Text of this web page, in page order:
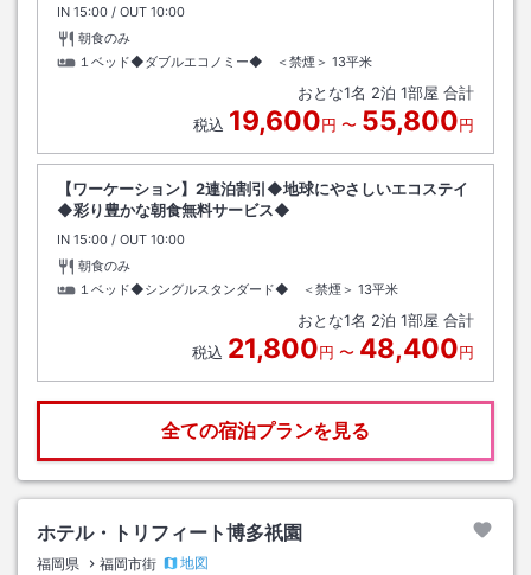
IN チェックイン
15:00 / OUT チェックアウト
10:00
朝食のみ
１ベッド◆ダブルエコノミー◆ ＜禁煙＞ 13平米
おとな1名 2泊 1部屋 合計
税込 19,600円 〜 55,800円
【ワーケーション】2連泊割引◆地球にやさしいエコステイ
◆彩り豊かな朝食無料サービス◆
IN チェックイン
15:00 / OUT チェックアウト
10:00
朝食のみ
１ベッド◆シングルスタンダード◆ ＜禁煙＞ 13平米
おとな1名 2泊 1部屋 合計
税込 21,800円 〜 48,400円
全ての宿泊プランを見る
ホテル・トリフィート博多祇園
福岡県 福岡市街
地図